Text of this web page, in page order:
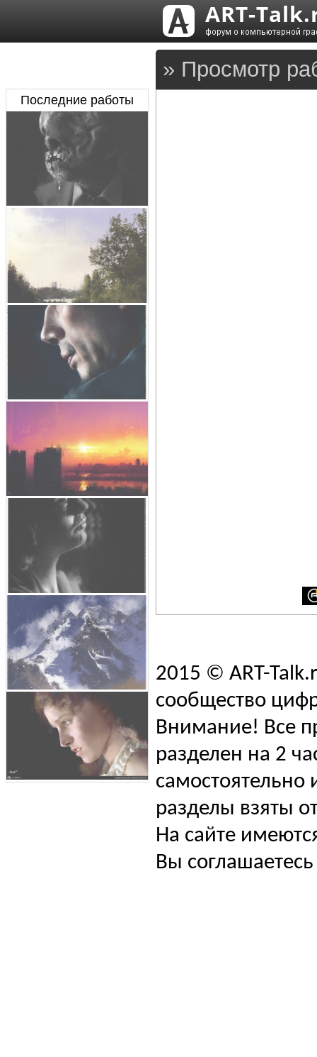
» Просмотр
Последние работы
2015 © ART-
сообщество
Внимание! Все
разделен на 2
самостоятельно
разделы взяты
На сайте
Вы